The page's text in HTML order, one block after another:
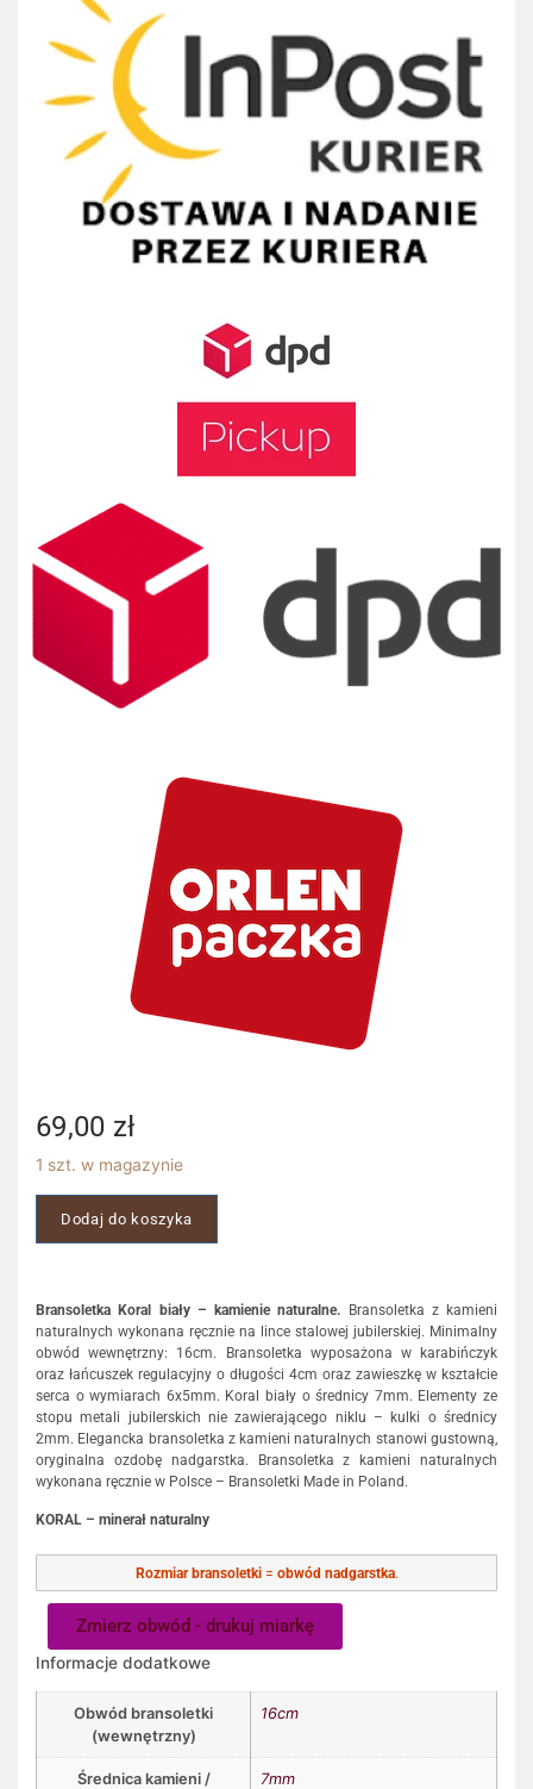
69,00 zł
1 szt. w magazynie
Dodaj do koszyka
Bransoletka Koral biały – kamienie naturalne. Bransoletka z kamieni
naturalnych wykonana ręcznie na lince stalowej jubilerskiej. Minimalny
obwód wewnętrzny: 16cm. Bransoletka wyposażona w karabińczyk
oraz łańcuszek regulacyjny o długości 4cm oraz zawieszkę w kształcie
serca o wymiarach 6x5mm. Koral biały o średnicy 7mm. Elementy ze
stopu metali jubilerskich nie zawierającego niklu – kulki o średnicy
2mm. Elegancka bransoletka z kamieni naturalnych stanowi gustowną,
oryginalna ozdobę nadgarstka. Bransoletka z kamieni naturalnych
wykonana ręcznie w Polsce – Bransoletki Made in Poland.
KORAL – minerał naturalny
Rozmiar bransoletki= obwód nadgarstka.
Zmierz obwód - drukuj miarkę
Informacje dodatkowe
Obwód bransoletki
(wewnętrzny)
16cm
Średnica kamieni /
7mm